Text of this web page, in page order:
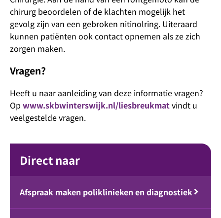
chirurg beoordelen of de klachten mogelijk het
gevolg zijn van een gebroken nitinolring. Uiteraard
kunnen patiënten ook contact opnemen als ze zich
zorgen maken.
Vragen?
Heeft u naar aanleiding van deze informatie vragen?
Op www.skbwinterswijk.nl/liesbreukmatvindt u
veelgestelde vragen.
Direct naar
Afspraak maken poliklinieken en diagnostiek